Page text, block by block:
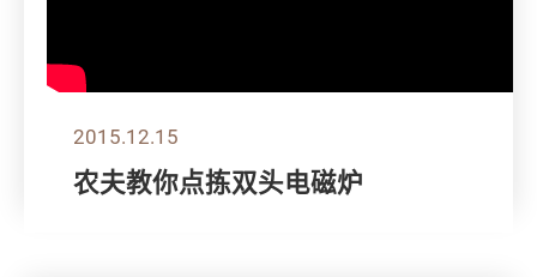
2015.12.15
农夫教你点拣双头电磁炉